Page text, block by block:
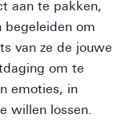
aan te pakken,
begeleiden om
van ze de jouwe
om te
emoties, in
willen lossen.